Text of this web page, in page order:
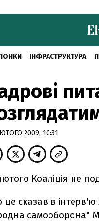
ІНФРАСТРУКТУРА
2009, 10:31
Коаліція не
це сказав в інтерв'ю
самооборона"